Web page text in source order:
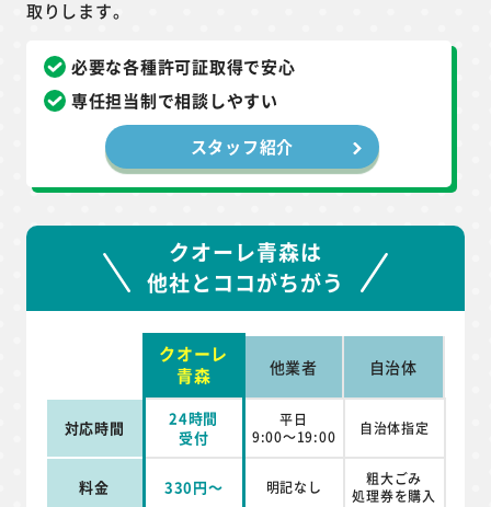
取りします。
必要な各種許可証取得で安心
専任担当制で相談しやすい
スタッフ紹介
クオーレ青森は
他社とココがちがう
クオーレ
青森
他業者 自治体
対応時間
24時間
受付
平日
9:00～19:00
自治体指定
料金 330円～ 明記なし
粗大ごみ
処理券を購入